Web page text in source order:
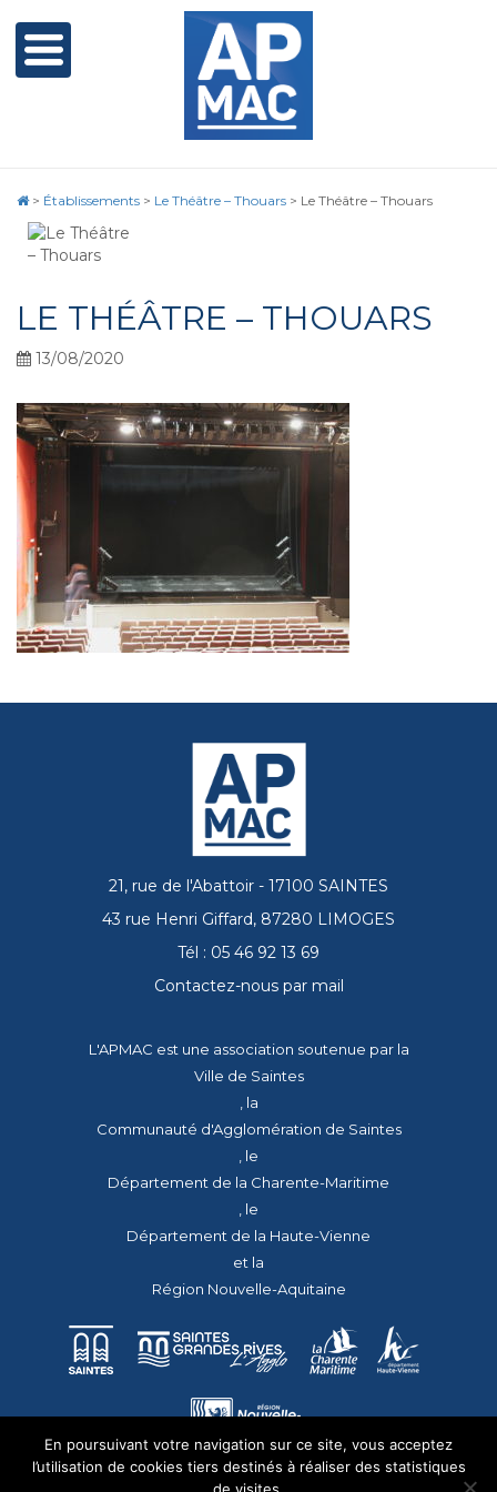
> Établissements > Le Théâtre – Thouars > Le Théâtre – Thouars
LE THÉÂTRE – THOUARS
13/08/2020
21, rue de l'Abattoir - 17100 SAINTES
43 rue Henri Giffard, 87280 LIMOGES
Tél : 05 46 92 13 69
Contactez-nous par mail
L'APMAC est une association soutenue par la
Ville de Saintes
, la
Communauté d'Agglomération de Saintes
, le
Département de la Charente-Maritime
, le
Département de la Haute-Vienne
et la
Région Nouvelle-Aquitaine
En poursuivant votre navigation sur ce site, vous acceptez
l’utilisation de cookies tiers destinés à réaliser des statistiques